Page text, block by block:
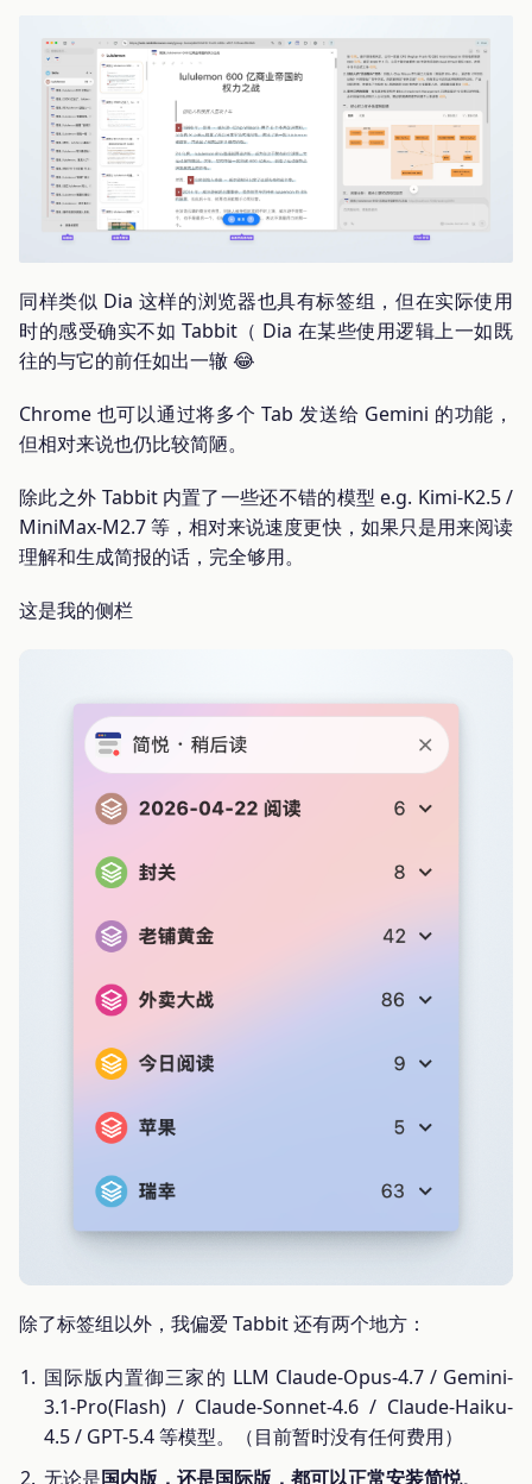
同样类似 Dia 这样的浏览器也具有标签组，但在实际使用
时的感受确实不如 Tabbit（ Dia 在某些使用逻辑上一如既
往的与它的前任如出一辙 😂
Chrome 也可以通过将多个 Tab 发送给 Gemini 的功能，
但相对来说也仍比较简陋。
除此之外 Tabbit 内置了一些还不错的模型 e.g. Kimi-K2.5 /
MiniMax-M2.7 等，相对来说速度更快，如果只是用来阅读
理解和生成简报的话，完全够用。
这是我的侧栏
除了标签组以外，我偏爱 Tabbit 还有两个地方：
国际版内置御三家的 LLM Claude-Opus-4.7 / Gemini-
3.1-Pro(Flash) / Claude-Sonnet-4.6 / Claude-Haiku-
4.5 / GPT-5.4 等模型。（目前暂时没有任何费用）
无论是国内版，还是国际版，都可以正常安装简悦。